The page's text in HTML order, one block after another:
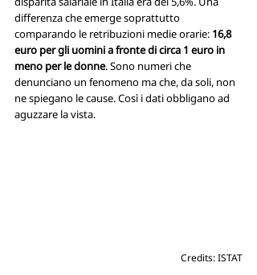
differenza che emerge soprattutto
comparando le retribuzioni medie orarie: 16,8
euro per gli uomini a fronte di circa 1 euro in
meno per le donne. Sono numeri che
denunciano un fenomeno ma che, da soli, non
ne spiegano le cause. Così i dati obbligano ad
aguzzare la vista.
Credits: ISTAT